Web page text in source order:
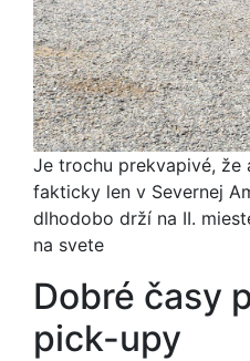
Je trochu prekvapivé, že
fakticky len v Severnej
dlhodobo drží na II.
na svete
Dobré časy
pick-upy